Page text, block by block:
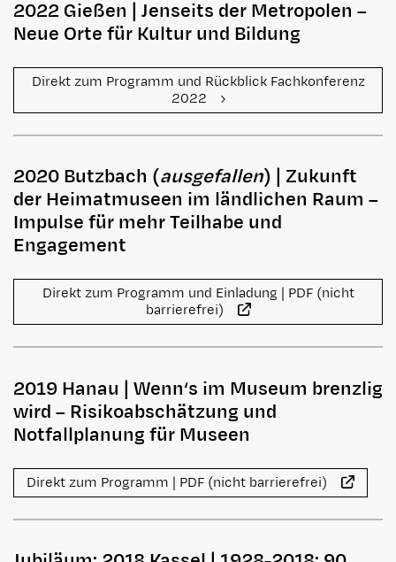
2022 Gießen | Jenseits der Metropolen –
Neue Orte für Kultur und Bildung
Direkt zum Programm und Rückblick Fachkonferenz
2022
2020 Butzbach (ausgefallen) | Zukunft
der Heimatmuseen im ländlichen Raum –
Impulse für mehr Teilhabe und
Engagement
Direkt zum Programm und Einladung | PDF (nicht
barrierefrei)
2019 Hanau | Wenn‘s im Museum brenzlig
wird – Risikoabschätzung und
Notfallplanung für Museen
Direkt zum Programm | PDF (nicht barrierefrei)